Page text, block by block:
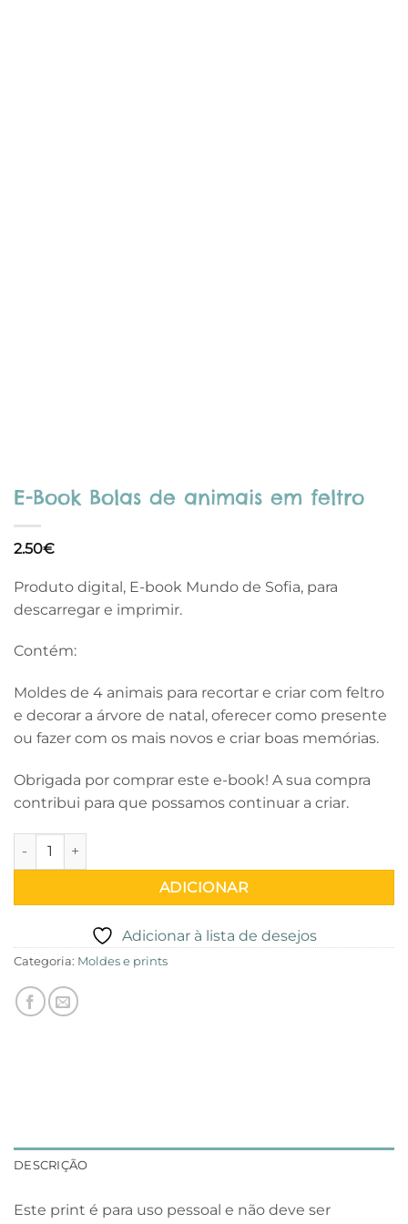
E-Book Bolas de animais em feltro
2.50€
Produto digital, E-book Mundo de Sofia, para
descarregar e imprimir.
Contém:
Moldes de 4 animais para recortar e criar com feltro
e decorar a árvore de natal, oferecer como presente
ou fazer com os mais novos e criar boas memórias.
Obrigada por comprar este e-book! A sua compra
contribui para que possamos continuar a criar.
Quantidade de E-Book Bolas de animais em feltro
ADICIONAR
Adicionar à lista de desejos
Categoria: Moldes e prints
DESCRIÇÃO
Este print é para uso pessoal e não deve ser